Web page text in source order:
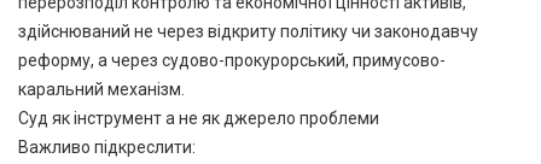
здійснюваний не через відкриту політику чи законодавчу
реформу, а через судово-прокурорський, примусово-
каральний механізм.
Суд як інструмент а не як джерело проблеми
Важливо підкреслити: